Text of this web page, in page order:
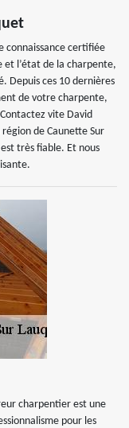
connaissance certifiée
et l’état de la charpente,
Depuis ces 10 dernières
de votre charpente,
vite David
de Caunette Sur
très fiable. Et nous
charpentier est une
pour les